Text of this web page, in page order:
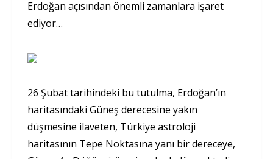
Erdoğan açısından önemli zamanlara işaret
ediyor…
26 Şubat tarihindeki bu tutulma, Erdoğan’ın
haritasındaki Güneş derecesine yakın
düşmesine ilaveten, Türkiye astroloji
haritasının Tepe Noktasına yanı bir dereceye,